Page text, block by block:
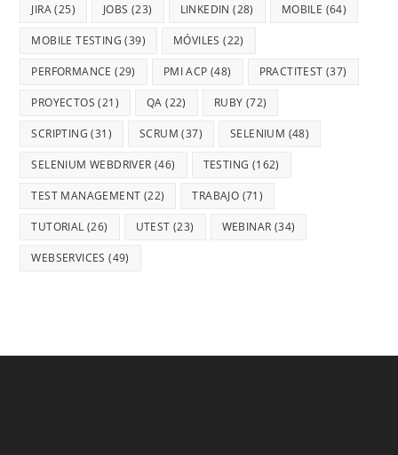
JIRA(25) JOBS (23) LINKEDIN (28) MOBILE (64)
MOBILE TESTING (39) MÓVILES (22)
PERFORMANCE (29) PMI ACP (48) PRACTITEST (37)
PROYECTOS (21) QA (22) RUBY (72)
SCRIPTING (31) SCRUM (37) SELENIUM (48)
SELENIUM WEBDRIVER (46) TESTING (162)
TEST MANAGEMENT (22) TRABAJO (71)
TUTORIAL (26) UTEST (23) WEBINAR (34)
WEBSERVICES (49)